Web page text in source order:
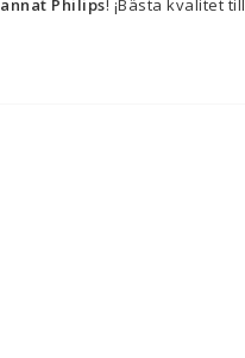
annat Philips! ¡Bästa kvalitet till